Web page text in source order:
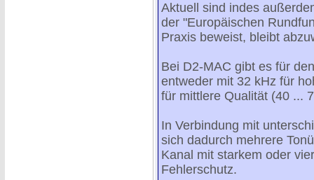
Aktuell sind indes
der "Europäischen
Praxis beweist, bleibt
Bei D2-MAC gibt es für
entweder mit 32 kHz für
für mittlere Qualität (40 ...
In Verbindung mit
sich dadurch mehrere
Kanal mit starkem oder
Fehlerschutz.